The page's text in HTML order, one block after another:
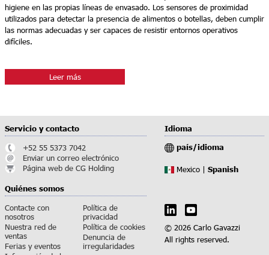
higiene en las propias líneas de envasado. Los sensores de proximidad
utilizados para detectar la presencia de alimentos o botellas, deben cumplir
las normas adecuadas y ser capaces de resistir entornos operativos
difíciles.
Leer más
Servicio y contacto
+52 55 5373 7042
Enviar un correo electrónico
Página web de CG Holding
Quiénes somos
Contacte con
nosotros
Nuestra red de
ventas
Ferias y eventos
Política de
privacidad
Política de cookies
Denuncia de
irregularidades
Idioma
país/idioma
Mexico | Spanish
© 2026 Carlo Gavazzi
All rights reserved.